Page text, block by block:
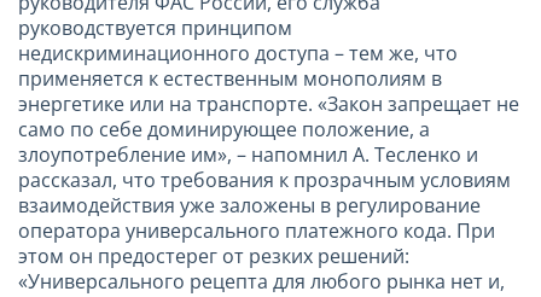
руководствуется принципом
недискриминационного доступа – тем же, что
применяется к естественным монополиям в
энергетике или на транспорте. «Закон запрещает не
само по себе доминирующее положение, а
злоупотребление им», – напомнил А. Тесленко и
рассказал, что требования к прозрачным условиям
взаимодействия уже заложены в регулирование
оператора универсального платежного кода. При
этом он предостерег от резких решений:
«Универсального рецепта для любого рынка нет и,